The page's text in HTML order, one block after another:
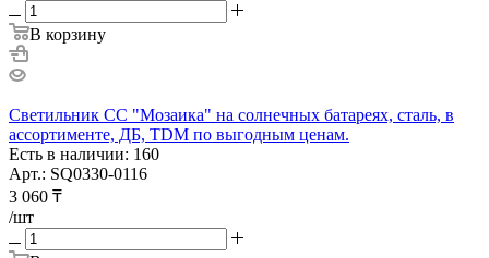
В корзину
Светильник СС "Мозаика" на солнечных батареях, сталь, в
ассортименте, ДБ, TDM по выгодным ценам.
Есть в наличии: 160
Арт.: SQ0330-0116
3 060 ₸
/шт